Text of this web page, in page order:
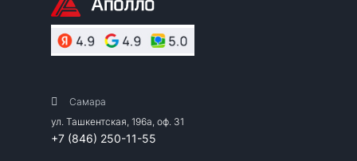
Самара
ул. Ташкентская, 196а, оф. 31
+7 (846) 250-11-55